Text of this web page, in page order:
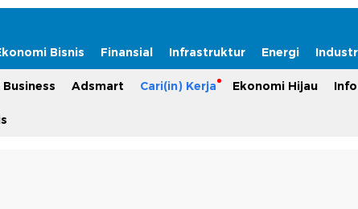
Bisnis Finansial Infrastruktur Energi
Adsmart Cari(in) Kerja Ekonomi Hijau